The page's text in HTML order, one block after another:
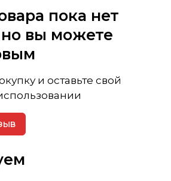
пока нет
но вы можете
и оставьте свой